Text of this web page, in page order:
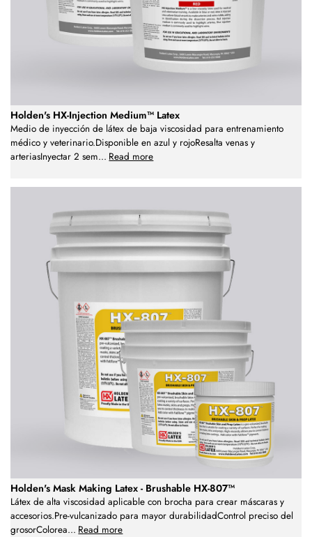
Holden's HX-Injection Medium™ Latex
Medio de inyección de látex de baja viscosidad para entrenamiento
médico y veterinario.Disponible en azul y rojoResalta venas y
arteriasInyectar 2 sem... Read more
Holden's Mask Making Latex - Brushable HX-807™
Látex de alta viscosidad aplicable con brocha para crear máscaras y
accesorios.Pre-vulcanizado para mayor durabilidadControl preciso del
grosorColorea... Read more